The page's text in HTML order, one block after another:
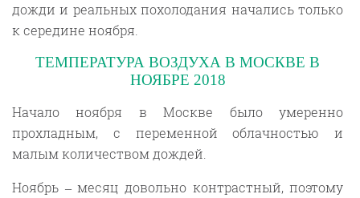
дожди и реальных похолодания начались только
к середине ноября.
ТЕМПЕРАТУРА ВОЗДУХА В МОСКВЕ В
НОЯБРЕ 2018
Начало ноября в Москве было умеренно
прохладным, с переменной облачностью и
малым количеством дождей.
Ноябрь – месяц довольно контрастный, поэтому